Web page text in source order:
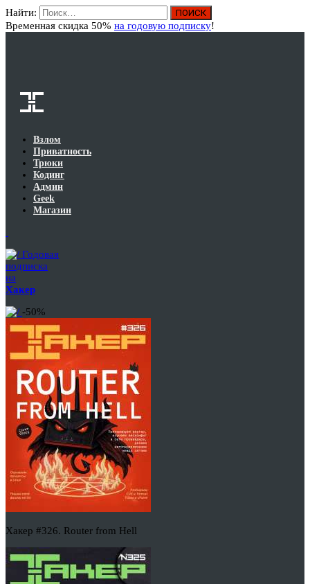
Найти:
Временная скидка 50% на годовую подписку!
Взлом
Приватность
Трюки
Кодинг
Админ
Geek
Магазин
Годовая
подписка
на
Хакер
-50%
Хакер #326. Router from Hell